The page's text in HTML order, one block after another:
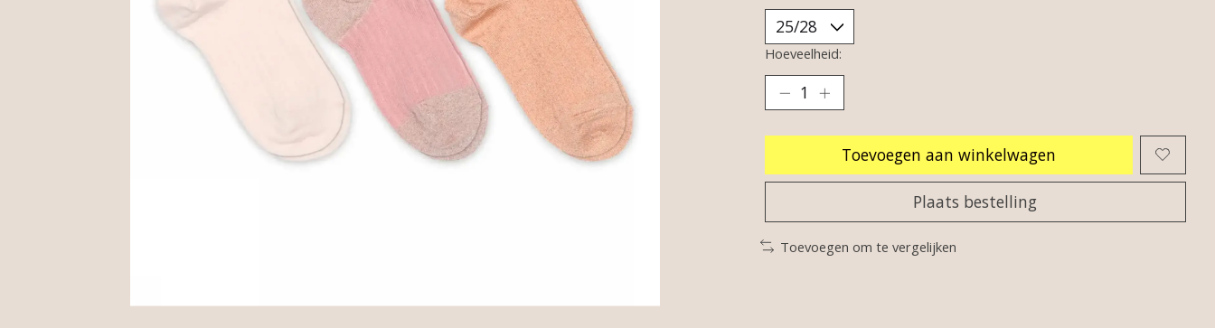
Hoeveelheid:
Toevoegen aan winkelwagen
Plaats bestelling
Toevoegen om te vergelijken